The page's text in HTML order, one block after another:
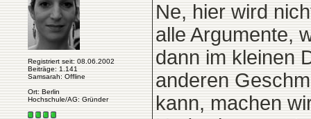
Registriert seit: 08.06.2002
Beiträge: 1.141
Samsarah: Offline
Ort: Berlin
Hochschule/AG: Gründer
Ne, hier wird
alle Argumente,
dann im kleinen
anderen
kann, machen